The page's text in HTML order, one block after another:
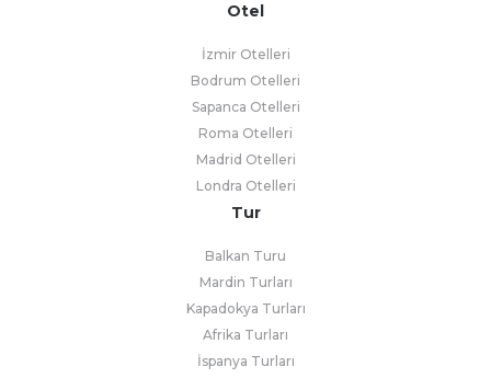
Otel
İzmir Otelleri
Bodrum Otelleri
Sapanca Otelleri
Roma Otelleri
Madrid Otelleri
Londra Otelleri
Tur
Balkan Turu
Mardin Turları
Kapadokya Turları
Afrika Turları
İspanya Turları